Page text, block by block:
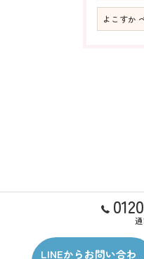
よこすか
LINEからお問い合わ